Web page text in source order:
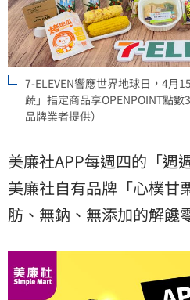
7-ELEVEN響應世界地球日，4月
蔬」指定商品享OPENPOINT點
品牌業者提供）
美廉社APP每週四的「週
美廉社自有品牌「心樸甘
肪、無鈉、無添加的解饞